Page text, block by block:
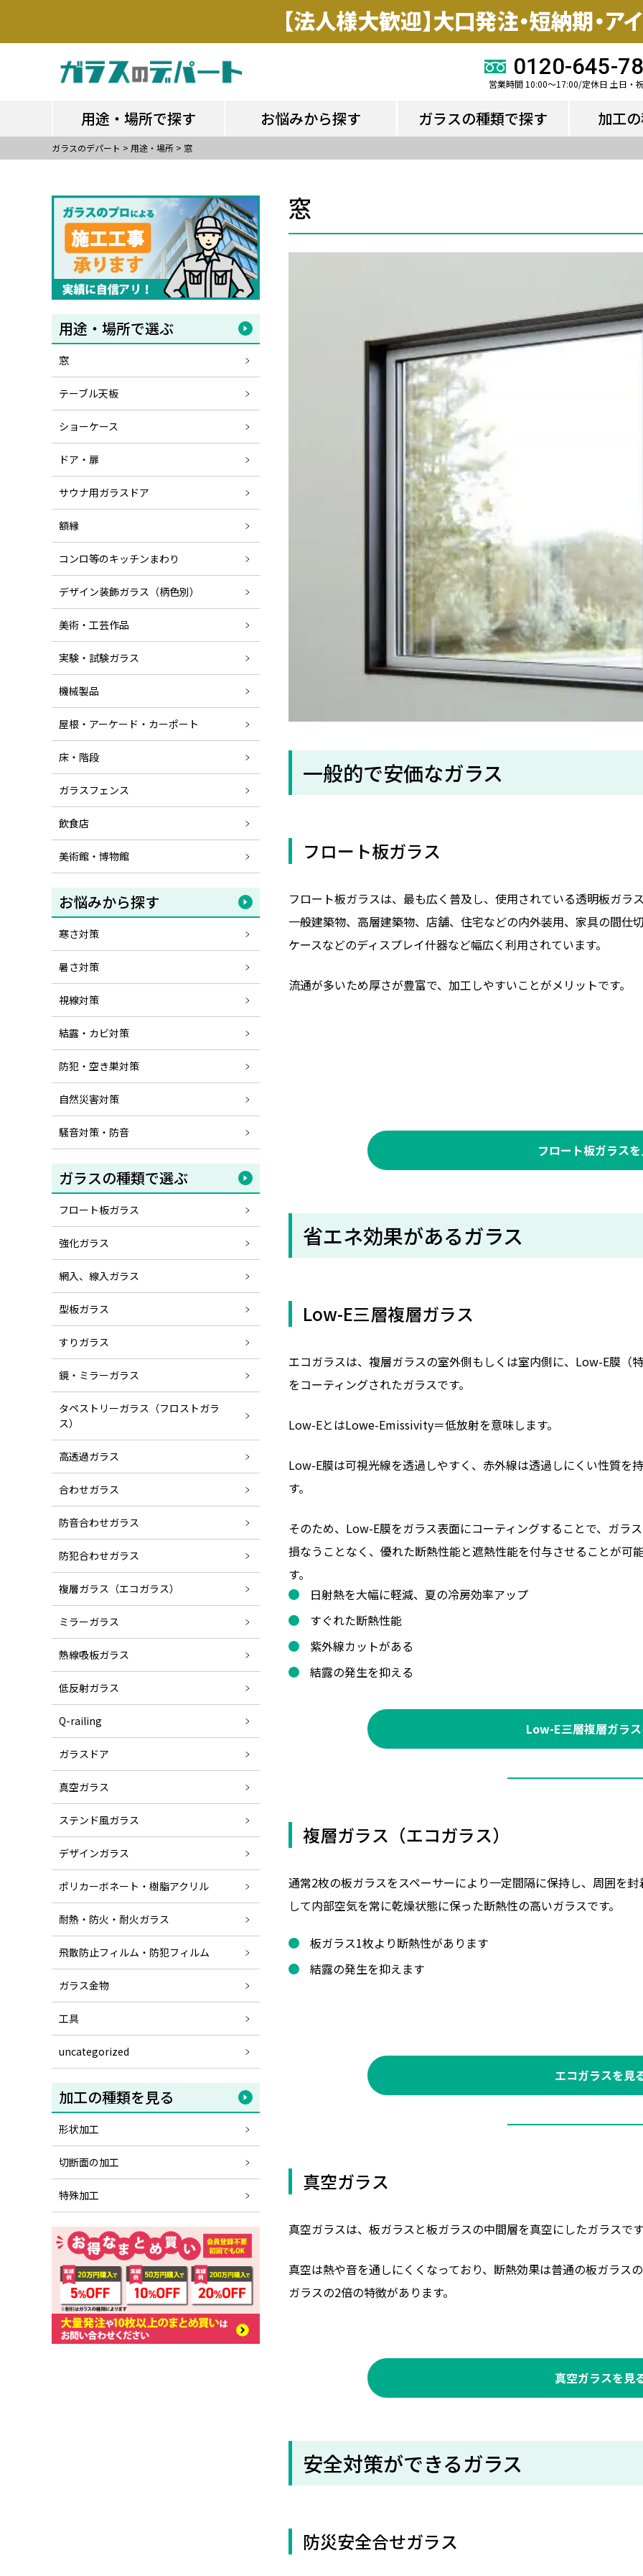
0120-645-
営業時間 10:00～17:00/定休日 土日・
用途・場所で探す お悩みから探す ガラスの種類で探す 加工
ガラスのデパート > 用途・場所 > 窓
用途・場所で選ぶ
窓
テーブル天板
ショーケース
ドア・扉
サウナ用ガラスドア
額縁
コンロ等のキッチンまわり
デザイン装飾ガラス（柄色別）
美術・工芸作品
実験・試験ガラス
機械製品
屋根・アーケード・カーポート
床・階段
ガラスフェンス
飲食店
美術館・博物館
お悩みから探す
寒さ対策
暑さ対策
視線対策
結露・カビ対策
防犯・空き巣対策
自然災害対策
騒音対策・防音
ガラスの種類で選ぶ
フロート板ガラス
強化ガラス
網入、線入ガラス
型板ガラス
すりガラス
鏡・ミラーガラス
タペストリーガラス（フロストガラ
ス）
高透過ガラス
合わせガラス
防音合わせガラス
防犯合わせガラス
複層ガラス（エコガラス）
ミラーガラス
熱線吸板ガラス
低反射ガラス
Q-railing
ガラスドア
真空ガラス
ステンド風ガラス
デザインガラス
ポリカーボネート・樹脂アクリル
耐熱・防火・耐火ガラス
飛散防止フィルム・防犯フィルム
ガラス金物
工具
uncategorized
加工の種類を見る
形状加工
切断面の加工
特殊加工
窓
一般的で安価なガラス
フロート板ガラス
フロート板ガラスは、最も広く普及し、使用されている透明板ガラ
一般建築物、高層建築物、店舗、住宅などの内外装用、家具の間仕
ケースなどのディスプレイ什器など幅広く利用されています。
流通が多いため厚さが豊富で、加工しやすいことがメリットです。
フロート板ガラス
省エネ効果があるガラス
Low-E三層複層ガラス
エコガラスは、複層ガラスの室外側もしくは室内側に、Low-E膜（
をコーティングされたガラスです。
Low-EとはLowe-Emissivity＝低放射を意味します。
Low-E膜は可視光線を透過しやすく、赤外線は透過しにくい性質を
す。
そのため、Low-E膜をガラス表面にコーティングすることで、ガラ
損なうことなく、優れた断熱性能と遮熱性能を付与させることが可
す。
日射熱を大幅に軽減、夏の冷房効率アップ
すぐれた断熱性能
紫外線カットがある
結露の発生を抑える
Low-E三層複層ガラ
複層ガラス（エコガラス）
通常2枚の板ガラスをスペーサーにより一定間隔に保持し、周囲を封
して内部空気を常に乾燥状態に保った断熱性の高いガラスです。
板ガラス1枚より断熱性があります
結露の発生を抑えます
エコガラスを見
真空ガラス
真空ガラスは、板ガラスと板ガラスの中間層を真空にしたガラスで
真空は熱や音を通しにくくなっており、断熱効果は普通の板ガラス
ガラスの2倍の特徴があります。
真空ガラスを見
安全対策ができるガラス
防災安全合せガラス